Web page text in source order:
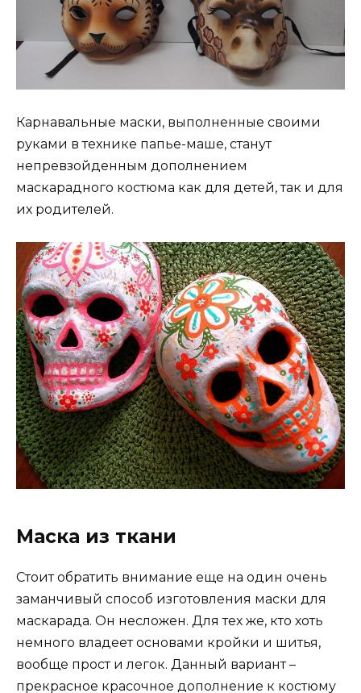
Карнавальные маски, выполненные своими
руками в технике папье-маше, станут
непревзойденным дополнением
маскарадного костюма как для детей, так и для
их родителей.
Маска из ткани
Стоит обратить внимание еще на один очень
заманчивый способ изготовления маски для
маскарада. Он несложен. Для тех же, кто хоть
немного владеет основами кройки и шитья,
вообще прост и легок. Данный вариант –
прекрасное красочное дополнение к костюму